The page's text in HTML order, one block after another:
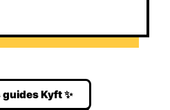
guides Kyft ✨